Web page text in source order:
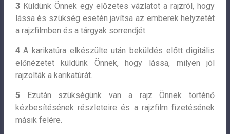
3Küldünk Önnek egy előzetes vázlatot a rajzról, hogy
lássa és szükség esetén javítsa az emberek helyzetét
a rajzfilmben és a tárgyak sorrendjét.
4A karikatúra elkészülte után beküldés előtt digitális
előnézetet küldünk Önnek, hogy lássa, milyen jól
rajzolták a karikatúrát.
5Ezután szükségünk van a rajz Önnek történő
kézbesítésének részleteire és a rajzfilm fizetésének
másik felére.